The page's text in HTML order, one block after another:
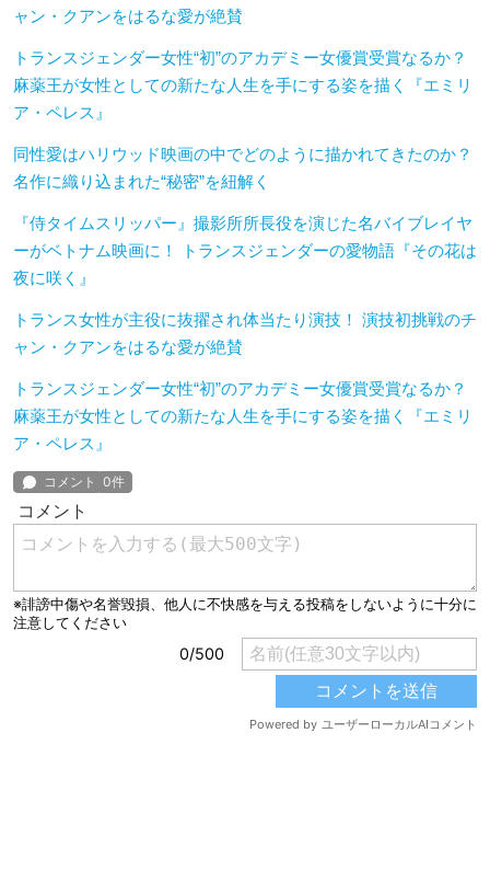
ャン・クアンをはるな愛が絶賛
トランスジェンダー女性“初”のアカデミー女優賞受賞なるか？
麻薬王が女性としての新たな人生を手にする姿を描く『エミリ
ア・ペレス』
同性愛はハリウッド映画の中でどのように描かれてきたのか？
名作に織り込まれた“秘密”を紐解く
『侍タイムスリッパー』撮影所所長役を演じた名バイブレイヤ
ーがベトナム映画に！ トランスジェンダーの愛物語『その花は
夜に咲く』
トランス女性が主役に抜擢され体当たり演技！ 演技初挑戦のチ
ャン・クアンをはるな愛が絶賛
トランスジェンダー女性“初”のアカデミー女優賞受賞なるか？
麻薬王が女性としての新たな人生を手にする姿を描く『エミリ
ア・ペレス』